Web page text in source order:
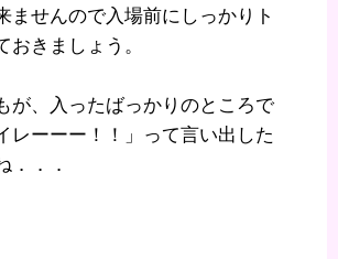
ませんので入場前にしっかりト
おきましょう。
が、入ったばっかりのところで
レーーー！！」って言い出した
．．．